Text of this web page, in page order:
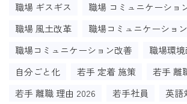
職場 ギスギス
職場 コミュニケーショ
職場 風土改革
職場コミュニケーション
職場コミュニケーション改善
職場環
自分ごと化
若手 定着 施策
若手 離
若手 離職 理由 2026
若手社員
英語